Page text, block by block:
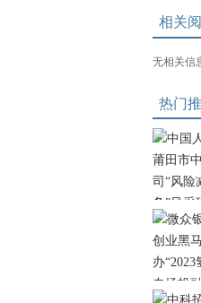
相关
无相关信
热门